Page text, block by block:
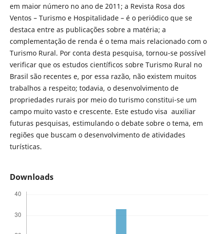
em maior número no ano de 2011; a Revista Rosa dos
Ventos – Turismo e Hospitalidade – é o periódico que se
destaca entre as publicações sobre a matéria; a
complementação de renda é o tema mais relacionado com o
Turismo Rural. Por conta desta pesquisa, tornou-se possível
verificar que os estudos científicos sobre Turismo Rural no
Brasil são recentes e, por essa razão, não existem muitos
trabalhos a respeito; todavia, o desenvolvimento de
propriedades rurais por meio do turismo constitui-se um
campo muito vasto e crescente. Este estudo visa auxiliar
futuras pesquisas, estimulando o debate sobre o tema, em
regiões que buscam o desenvolvimento de atividades
turísticas.
Downloads